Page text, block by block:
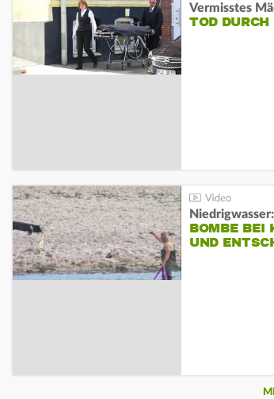
Vermisstes
TOD
Niedrigwasser:
BOMBE BEI
UND